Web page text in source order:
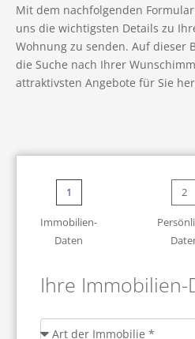
Mit dem nachfolgenden
uns die wichtigsten Details zu
Wohnung zu senden. Auf dieser
die Suche nach Ihrer
attraktivsten Angebote für Sie
1
Immobilien-
Daten
2
Ihre Immobilien-